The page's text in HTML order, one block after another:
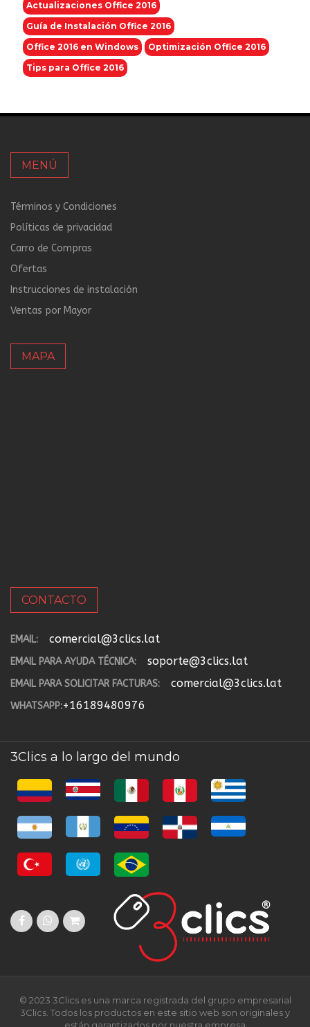
Actualizaciones Office 2016
Guía de Instalación Office 2016
Office 2016 en Windows
Optimización Office 2016
Tips para Office 2016
MENÚ
Términos y Condiciones
Políticas de privacidad
Carro de Compras
Ofertas
Instrucciones de instalación
Ventas por Mayor
MAPA
CONTACTO
EMAIL: comercial@3clics.lat
EMAIL PARA AYUDA TÉCNICA: soporte@3clics.lat
EMAIL PARA SOLICITAR FACTURAS: comercial@3clics.lat
WHATSAPP:+16189480976
3Clics a lo largo del mundo
© 2023 3Clics es una marca registrada del grupo empresarial
3Clics. Todos los productos en este sitio web son originales y